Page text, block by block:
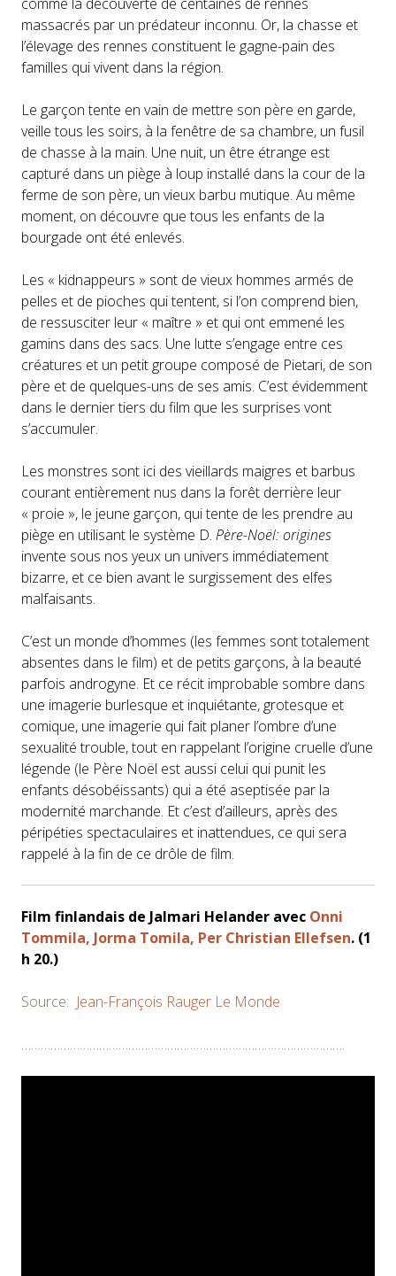
massacrés par un prédateur inconnu. Or, la chasse et
l’élevage des rennes constituent le gagne-pain des
familles qui vivent dans la région.
Le garçon tente en vain de mettre son père en garde,
veille tous les soirs, à la fenêtre de sa chambre, un fusil
de chasse à la main. Une nuit, un être étrange est
capturé dans un piège à loup installé dans la cour de la
ferme de son père, un vieux barbu mutique. Au même
moment, on découvre que tous les enfants de la
bourgade ont été enlevés.
Les « kidnappeurs » sont de vieux hommes armés de
pelles et de pioches qui tentent, si l’on comprend bien,
de ressusciter leur « maître » et qui ont emmené les
gamins dans des sacs. Une lutte s’engage entre ces
créatures et un petit groupe composé de Pietari, de son
père et de quelques-uns de ses amis. C’est évidemment
dans le dernier tiers du film que les surprises vont
s’accumuler.
Les monstres sont ici des vieillards maigres et barbus
courant entièrement nus dans la forêt derrière leur
« proie », le jeune garçon, qui tente de les prendre au
piège en utilisant le système D. Père-Noël: origines
invente sous nos yeux un univers immédiatement
bizarre, et ce bien avant le surgissement des elfes
malfaisants.
C’est un monde d’hommes (les femmes sont totalement
absentes dans le film) et de petits garçons, à la beauté
parfois androgyne. Et ce récit improbable sombre dans
une imagerie burlesque et inquiétante, grotesque et
comique, une imagerie qui fait planer l’ombre d’une
sexualité trouble, tout en rappelant l’origine cruelle d’une
légende (le Père Noël est aussi celui qui punit les
enfants désobéissants) qui a été aseptisée par la
modernité marchande. Et c’est d’ailleurs, après des
péripéties spectaculaires et inattendues, ce qui sera
rappelé à la fin de ce drôle de film.
Film finlandais de Jalmari Helander avec Onni
Tommila, Jorma Tomila, Per Christian Ellefsen. (1
h 20.)
Source: Jean-François Rauger Le Monde
……………………………………………………………………………………….